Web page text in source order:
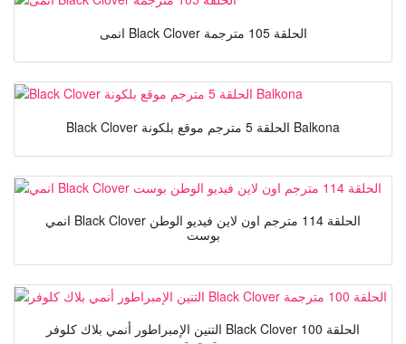
انمى Black Clover الحلقة 105 مترجمة
Black Clover الحلقة 5 مترجم موقع بلكونة Balkona
انمي Black Clover الحلقة 114 مترجم اون لاين فيديو الوطن
بوست
التنين الإمبراطور أنمي بلاك كلوفر Black Clover الحلقة 100